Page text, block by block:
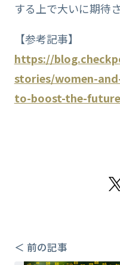
する上で大いに期待
【参考記事】
https://
stories/women-
to-boost-the-
＜ 前の記事